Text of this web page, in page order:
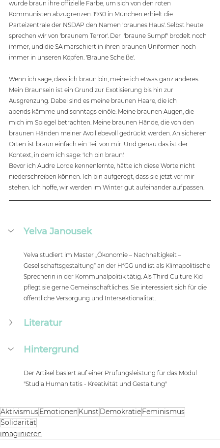
wurde braun ihre offizielle Farbe, um sich von den roten
Kommunisten abzugrenzen. 1930 in München erhielt die
Parteizentrale der NSDAP den Namen 'braunes Haus'. Selbst heute
sprechen wir von 'braunem Terror'. Der  'braune Sumpf' brodelt noch
immer, und die SA marschiert in ihren braunen Uniformen noch
immer in unseren Köpfen. 'Braune Scheiße'.
Wenn ich sage, dass ich braun bin, meine ich etwas ganz anderes.
Mein Braunsein ist ein Grund zur Exotisierung bis hin zur
Ausgrenzung. Dabei sind es meine braunen Haare, die ich
abends kämme und sonntags einöle. Meine braunen Augen, die
mich im Spiegel betrachten. Meine braunen Hände, die von den
braunen Händen meiner Avo liebevoll gedrückt werden. An sicheren
Orten ist braun einfach ein Teil von mir. Und genau das ist der
Kontext, in dem ich sage: 'Ich bin braun'.
Bevor ich Audre Lorde kennenlernte, hätte ich diese Worte nicht
niederschreiben können. Ich bin aufgeregt, dass sie jetzt vor mir
stehen. Ich hoffe, wir werden im Winter gut aufeinander aufpassen.
Yelva Janousek
Yelva studiert im Master „Ökonomie – Nachhaltigkeit –
Gesellschaftsgestaltung“ an der HfGG und ist als Klimapolitische
Sprecherin in der Kommunalpolitik tätig. Als Third Culture Kid
pflegt sie gerne Gemeinschaftliches. Sie interessiert sich für die
öffentliche Versorgung und Intersektionalität.
Literatur
Hintergrund
Der Artikel basiert auf einer Prüfungsleistung für das Modul
"Studia Humanitatis - Kreativität und Gestaltung"
AktivismusEmotionen Kunst DemokratieFeminismus
Solidarität
imaginieren